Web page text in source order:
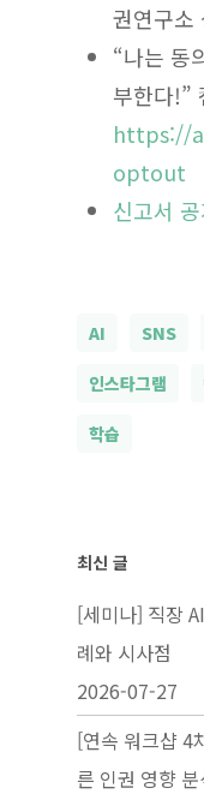
권연구소
“나는 동
부한다!”
https://
optout
신고서
AI SNS
인스타그램
학습
최신 글
[세미나] 직장
례와 시사점
2026-07-27
[연속 워크샵 4
른 인권 영향